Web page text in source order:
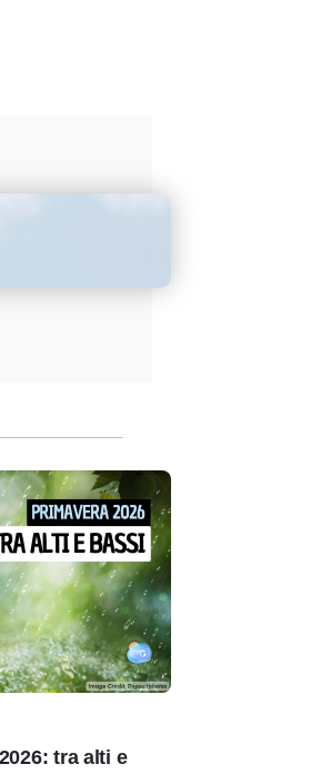
tra alti e